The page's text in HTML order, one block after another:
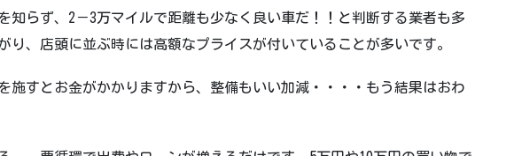
知らず、2－3万マイルで距離も少なく良い車だ！！と判断する業者も多
り、店頭に並ぶ時には高額なプライスが付いていることが多いです。
施すとお金がかかりますから、整備もいい加減・・・・もう結果はおわ